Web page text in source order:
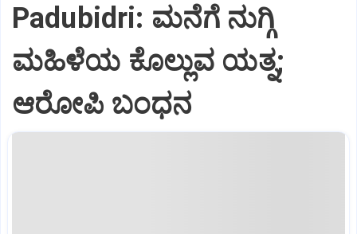
Padubidri: ಮನೆಗೆ ನುಗ್ಗಿ
ಮಹಿಳೆಯ ಕೊಲ್ಲುವ ಯತ್ನ;
ಆರೋಪಿ ಬಂಧನ